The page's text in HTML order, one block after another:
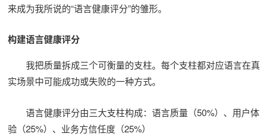
来成为我所说的“语言健康评分”的雏形。
构建语言健康评分
我把质量拆成三个可衡量的支柱。每个支柱都对应语言在真
实场景中可能成功或失败的一种方式。
语言健康评分由三大支柱构成：语言质量（50%）、用户体
验（25%）、业务方信任度（25%）